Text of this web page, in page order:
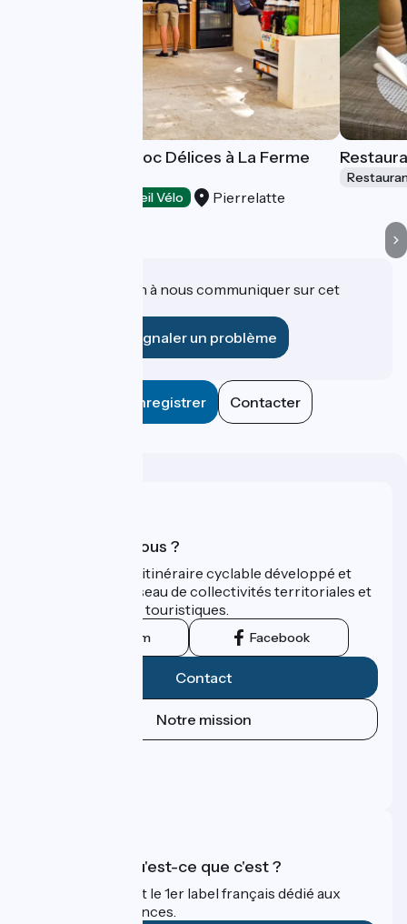
Restaurant Le Croc Délices à La Ferme
Accueil Vélo Pierrelatte
Une information à nous communiquer sur cet
Signaler un problème
Enregistrer Contacter
Qui sommes-nous ?
ViaRhôna est un itinéraire cyclable développé et
promu par un réseau de collectivités territoriales et
leurs institutions touristiques.
Instagram Facebook
Contact
Notre mission
Accueil Vélo qu'est-ce que c'est ?
Accueil Vélo c'est le 1er label français dédié aux
cyclistes en vacances.